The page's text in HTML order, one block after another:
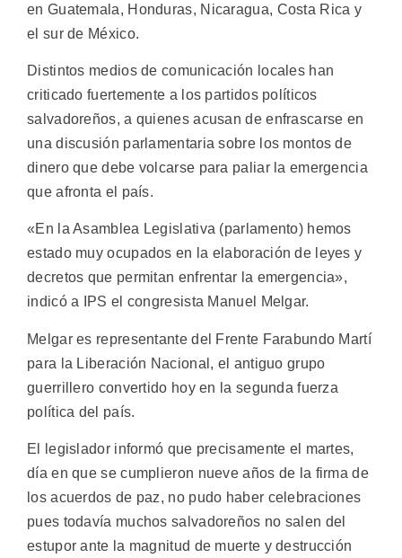
en Guatemala, Honduras, Nicaragua, Costa Rica y
el sur de México.
Distintos medios de comunicación locales han
criticado fuertemente a los partidos políticos
salvadoreños, a quienes acusan de enfrascarse en
una discusión parlamentaria sobre los montos de
dinero que debe volcarse para paliar la emergencia
que afronta el país.
«En la Asamblea Legislativa (parlamento) hemos
estado muy ocupados en la elaboración de leyes y
decretos que permitan enfrentar la emergencia»,
indicó a IPS el congresista Manuel Melgar.
Melgar es representante del Frente Farabundo Martí
para la Liberación Nacional, el antiguo grupo
guerrillero convertido hoy en la segunda fuerza
política del país.
El legislador informó que precisamente el martes,
día en que se cumplieron nueve años de la firma de
los acuerdos de paz, no pudo haber celebraciones
pues todavía muchos salvadoreños no salen del
estupor ante la magnitud de muerte y destrucción